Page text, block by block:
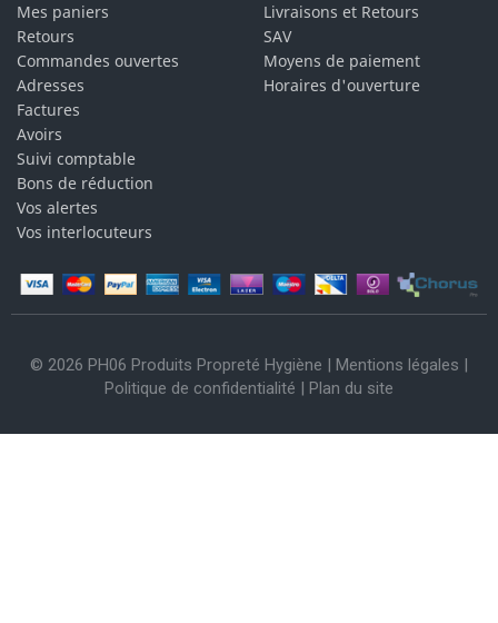
Mes paniers
Retours
Commandes ouvertes
Adresses
Factures
Avoirs
Suivi comptable
Bons de réduction
Vos alertes
Vos interlocuteurs
Livraisons et Retours
SAV
Moyens de paiement
Horaires d'ouverture
© 2026 PH06 Produits Propreté Hygiène | Mentions légales |
Politique de confidentialité | Plan du site